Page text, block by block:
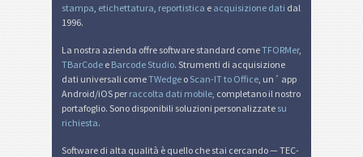
stampa etichettatura reportistica e acquisizione dati dal
1996.
La nostra azienda offre software standard comeTFORMer,
TBarCode e Barcode Studio. Strumenti di acquisizione
dati universali comeTWedge o Scan-IT to Office , un´ app
Android/iOS per raccolta dati mobile , completano il nostro
portafoglio. Sono disponibili soluzioni personalizzate su
richiesta.
Software di alta qualità è quello che stai cercando — TEC-